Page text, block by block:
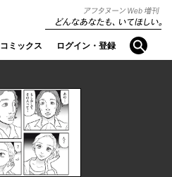
アフタヌ
ーンWeb
増刊【ア
どんなあなたも、
いてほしい。
コミックス ログイン・登録 検索